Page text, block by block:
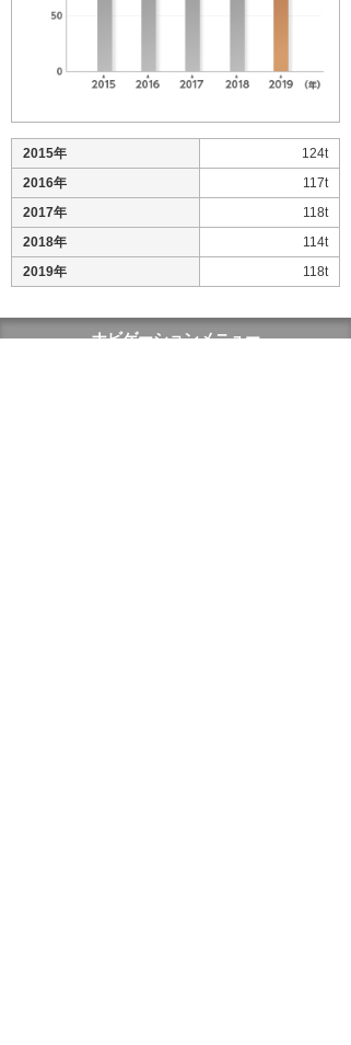
2015年
124t
2016年
117t
2017年
118t
2018年
114t
2019年
118t
ナビゲーションメニュー